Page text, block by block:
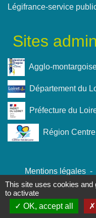
Légifrance-service
Sites
Agglo-
Département du
Préfecture du
Région Centre
Mentions légales -
Accessibilité -
Site créé en
This site uses cookies
to activate
OK, accept all